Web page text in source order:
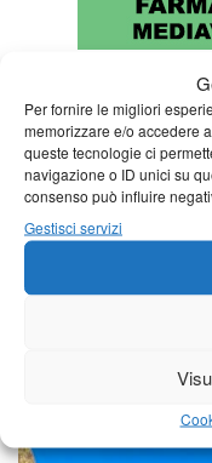
Per fornire le migliori
memorizzare e/o accedere
queste tecnologie ci
navigazione o ID unici su
consenso può influire
Gestisci servizi